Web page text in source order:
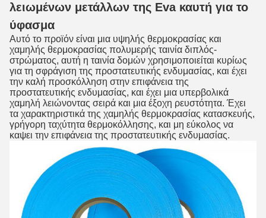
λειωμένων μετάλλων της Eva καυτή για το
ύφασμα
Αυτό το προϊόν είναι μια υψηλής θερμοκρασίας και
χαμηλής θερμοκρασίας πολυμερής ταινία διπλός-
στρώματος, αυτή η ταινία δομών χρησιμοποιείται κυρίως
για τη σφράγιση της προστατευτικής ενδυμασίας, και έχει
την καλή προσκόλληση στην επιφάνεια της
προστατευτικής ενδυμασίας, και έχει μια υπερβολικά
χαμηλή λειώνοντας σειρά και μια έξοχη ρευστότητα. Έχει
τα χαρακτηριστικά της χαμηλής θερμοκρασίας κατασκευής,
γρήγορη ταχύτητα θερμοκόλλησης, και μη εύκολος να
καψει την επιφάνεια της προστατευτικής ενδυμασίας.